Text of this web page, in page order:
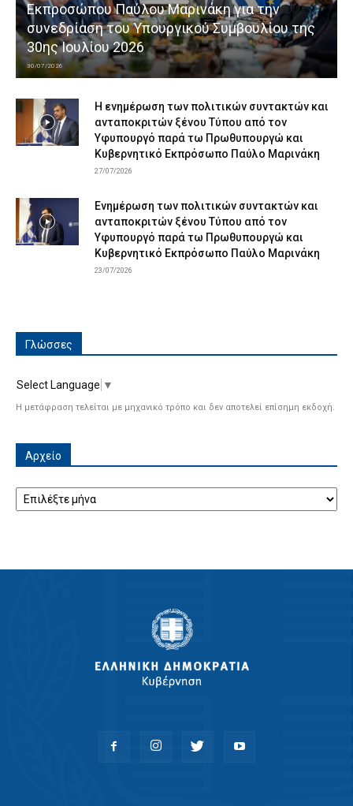
Εκπροσώπου Παύλου Μαρινάκη για την
συνεδρίαση του Υπουργικού Συμβουλίου της
30ης Ιουλίου 2026
30/07/2026
Η ενημέρωση των πολιτικών συντακτών και
ανταποκριτών ξένου Τύπου από τον
Υφυπουργό παρά τω Πρωθυπουργώ και
Κυβερνητικό Εκπρόσωπο Παύλο Μαρινάκη
27/07/2026
Ενημέρωση των πολιτικών συντακτών και
ανταποκριτών ξένου Τύπου από τον
Υφυπουργό παρά τω Πρωθυπουργώ και
Κυβερνητικό Εκπρόσωπο Παύλο Μαρινάκη
23/07/2026
Γλώσσες
Select Language ▼
Η μετάφραση τελείται με μηχανικό τρόπο και δεν αποτελεί επίσημη εκδοχή.
Αρχείο